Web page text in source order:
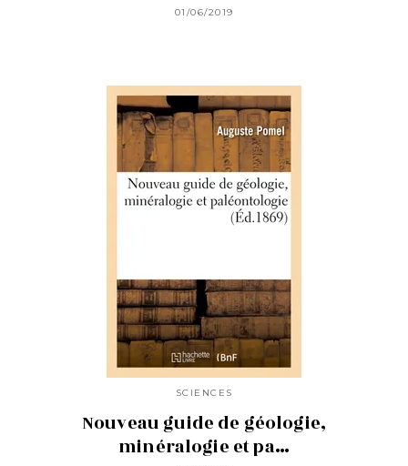
01/06/2019
SCIENCES
Nouveau guide de géologie,
minéralogie et pa…